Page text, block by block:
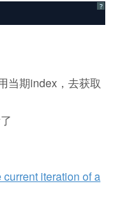
?
当期index，去获取
iteration of a